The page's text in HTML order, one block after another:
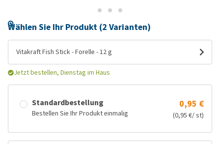
Wählen Sie Ihr Produkt (2 Varianten)
Vitakraft Fish Stick - Forelle - 12 g
Jetzt bestellen, Dienstag im Haus
Standardbestellung
Bestellen Sie Ihr Produkt einmalig
0,95 €
(0,95 €/ st)